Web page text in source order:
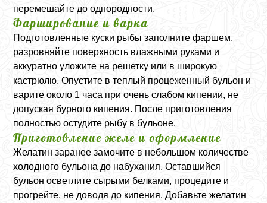
перемешайте до однородности.
Фарширование и варка
Подготовленные куски рыбы заполните фаршем,
разровняйте поверхность влажными руками и
аккуратно уложите на решетку или в широкую
кастрюлю. Опустите в теплый процеженный бульон и
варите около 1 часа при очень слабом кипении, не
допуская бурного кипения. После приготовления
полностью остудите рыбу в бульоне.
Приготовление желе и оформление
Желатин заранее замочите в небольшом количестве
холодного бульона до набухания. Оставшийся
бульон осветлите сырыми белками, процедите и
прогрейте, не доводя до кипения. Добавьте желатин